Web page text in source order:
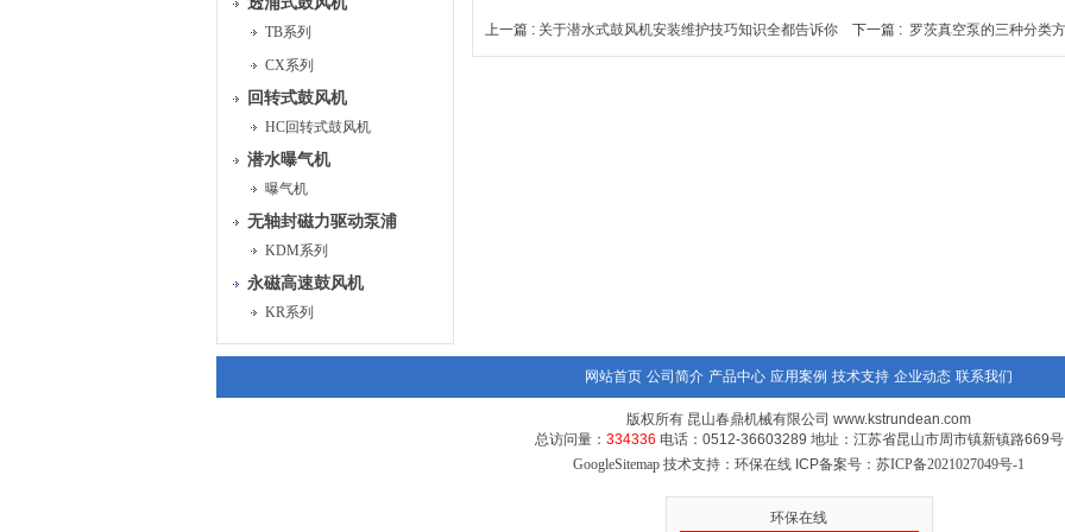
TB系列
CX系列
回转式鼓风机
HC回转式鼓风机
潜水曝气机
曝气机
无轴封磁力驱动泵浦
KDM系列
永磁高速鼓风机
KR系列
上一篇 : 关于潜水式鼓风机安装维护技巧知识全都告诉你 下一篇 : 罗茨真空泵的三种分类
网站首页 公司简介 产品中心 应用案例 技术支持 企业动态 联系我们
版权所有 昆山春鼎机械有限公司 www.kstrundean.com
总访问量： 334336 电话：0512-36603289 地址：江苏省昆山市周市镇新镇路669号
GoogleSitemap 技术支持：环保在线 ICP备案号： 苏ICP备2021027049号-1
环保在线